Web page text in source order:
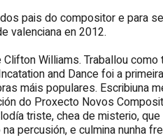
pais do compositor e para
valenciana en 2012.
Williams. Traballou como
and Dance foi a
máis populares. Escribiuna
do Proxecto Novos
triste, chea de misterio,
percusión, e culmina nunha